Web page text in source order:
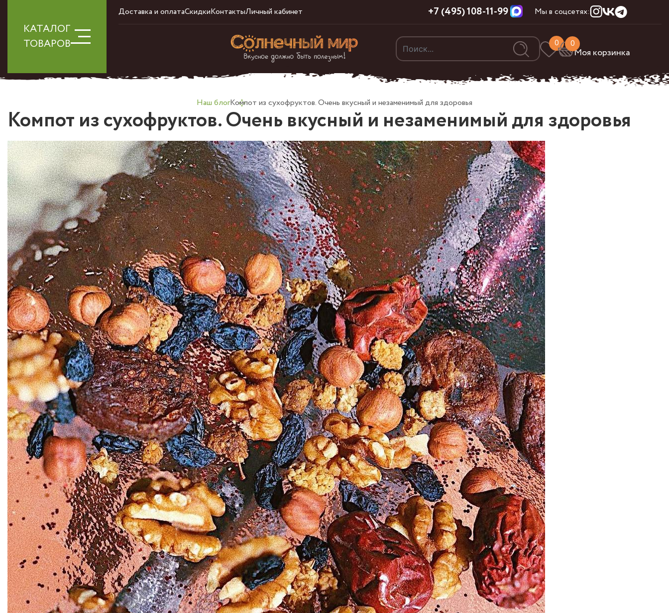
КАТАЛОГ
ТОВАРОВ
Доставка и оплатаСкидкиКонтактыЛичный кабинет +7 (495) 108-11-99 Мы в соцсетях:
0 0
Моя корзинка
Наш блогКомпот из сухофруктов. Очень вкусный и незаменимый для здоровья
Компот из сухофруктов. Очень вкусный и незаменимый для здоровья